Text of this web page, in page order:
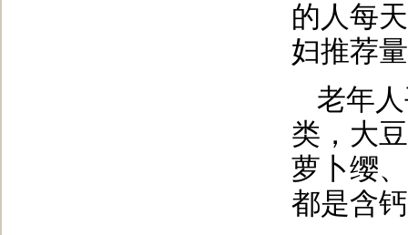
的人每
妇推荐
老年
类，大
萝卜缨
都是含